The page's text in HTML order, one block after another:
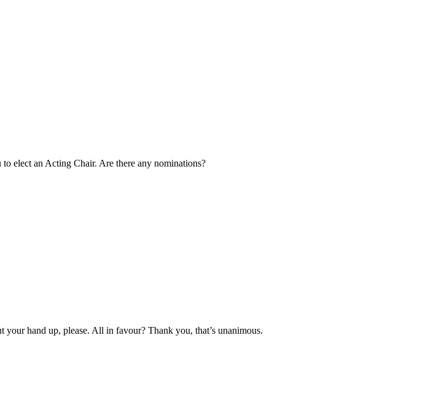
elect an Acting Chair. Are there any nominations?
your hand up, please. All in favour? Thank you, that’s unanimous.